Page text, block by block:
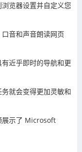
览器设置并自定义您
音和声音朗读网页
近乎即时的导航和更
就会变得更加灵敏和
展示了 Microsoft